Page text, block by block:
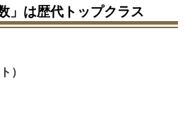
」は歴代トップクラス
）